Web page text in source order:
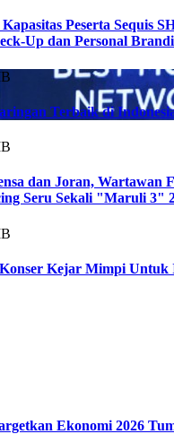
Peserta Sequis
Up dan Personal
Terbaik di
dan Joran, Wartawan
Seru Sekali "Maruli 3"
Kejar Mimpi Untuk
Ekonomi 2026